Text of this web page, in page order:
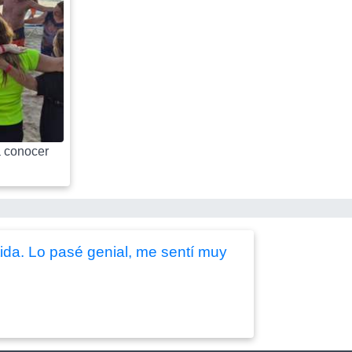
conocer
Lo pasé genial, me sentí muy